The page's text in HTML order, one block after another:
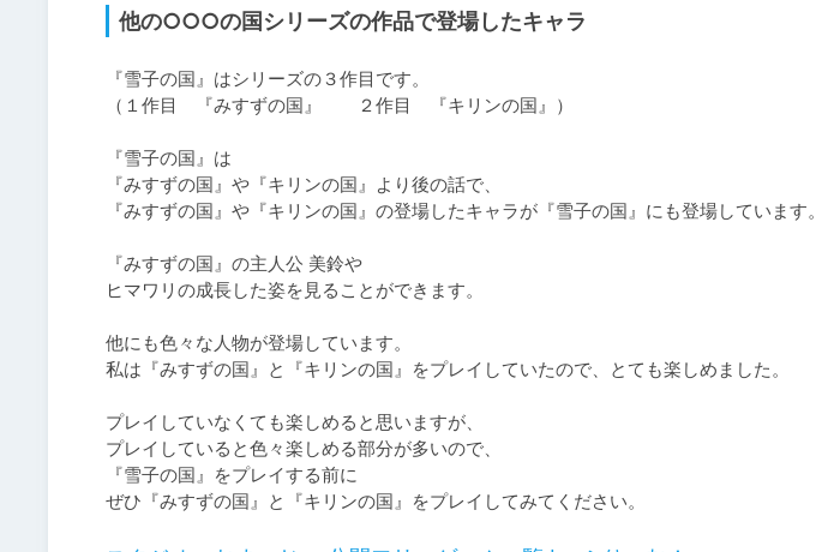
他の○○○の国シリーズの作品で登場したキャラ
『雪子の国』はシリーズの３作目です。
（１作目　『みすずの国』　　２作目　『キリンの国』）
『雪子の国』は
『みすずの国』や『キリンの国』より後の話で、
『みすずの国』や『キリンの国』の登場したキャラが『雪子の国』にも登場しています。
『みすずの国』の主人公 美鈴や
ヒマワリの成長した姿を見ることができます。
他にも色々な人物が登場しています。
私は『みすずの国』と『キリンの国』をプレイしていたので、とても楽しめました。
プレイしていなくても楽しめると思いますが、
プレイしていると色々楽しめる部分が多いので、
『雪子の国』をプレイする前に